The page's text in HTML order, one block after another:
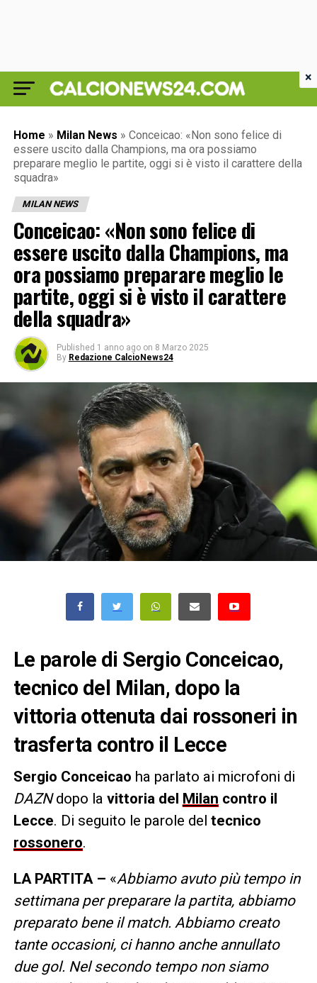
Home » Milan News » Conceicao: «Non sono felice di
essere uscito dalla Champions, ma ora possiamo
preparare meglio le partite, oggi si è visto il carattere della
squadra»
MILAN NEWS
Conceicao: «Non sono felice di
essere uscito dalla Champions, ma
ora possiamo preparare meglio le
partite, oggi si è visto il carattere
della squadra»
Published 1 anno ago on 8 Marzo 2025
By Redazione CalcioNews24
Le parole di Sergio Conceicao,
tecnico del Milan, dopo la
vittoria ottenuta dai rossoneri in
trasferta contro il Lecce
Sergio Conceicao ha parlato ai microfoni di
DAZNdopo la vittoria del Milan contro il
Lecce. Di seguito le parole del tecnico
rossonero.
LA PARTITA – «Abbiamo avuto più tempo in
settimana per preparare la partita, abbiamo
preparato bene il match. Abbiamo creato
tante occasioni, ci hanno anche annullato
due gol. Nel secondo tempo non siamo
×